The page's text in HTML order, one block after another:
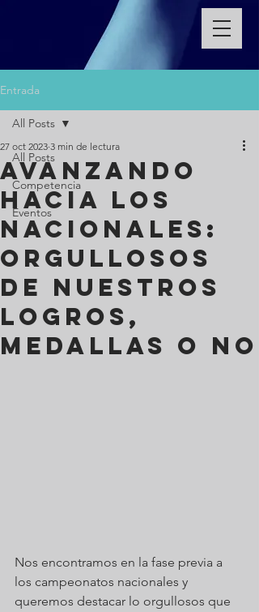
Entrada
All Posts
Competencia
Eventos
All Posts
Avanzando
hacia los
Nacionales:
Orgullosos
de Nuestros
Logros,
Medallas o no
27 oct 2023 3 min de lectura
Nos encontramos en la fase previa a
los campeonatos nacionales y
queremos destacar lo orgullosos que